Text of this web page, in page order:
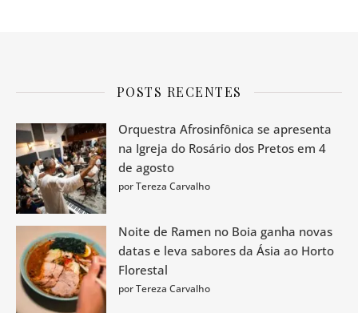
POSTS RECENTES
Orquestra Afrosinfônica se apresenta
na Igreja do Rosário dos Pretos em 4
de agosto
por Tereza Carvalho
Noite de Ramen no Boia ganha novas
datas e leva sabores da Ásia ao Horto
Florestal
por Tereza Carvalho